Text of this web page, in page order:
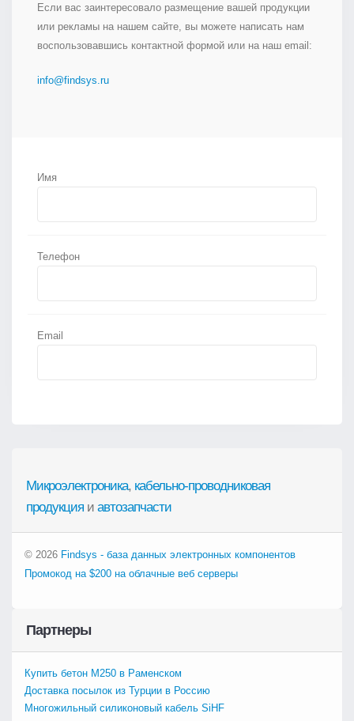
Если вас заинтересовало размещение вашей продукции
или рекламы на нашем сайте, вы можете написать нам
воспользовавшись контактной формой или на наш email:
info@findsys.ru
Имя
Телефон
Email
Микроэлектроника, кабельно-проводниковая
продукция и автозапчасти
© 2026 Findsys - база данных электронных компонентов
Промокод на $200 на облачные веб серверы
Партнеры
Купить бетон М250 в Раменском
Доставка посылок из Турции в Россию
Многожильный силиконовый кабель SiHF